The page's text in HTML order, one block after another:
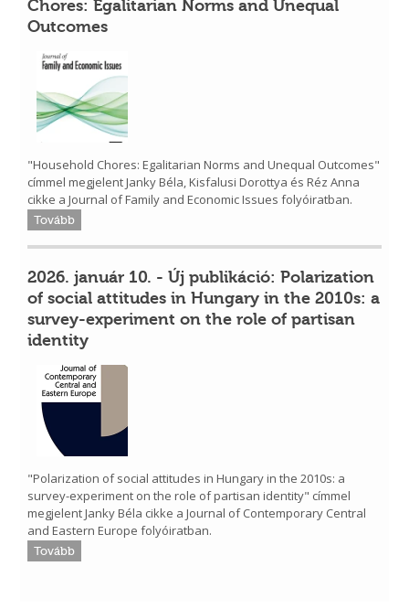
Chores: Egalitarian Norms and Unequal
Outcomes
"Household Chores: Egalitarian Norms and Unequal Outcomes"
címmel megjelent Janky Béla, Kisfalusi Dorottya és Réz Anna
cikke a Journal of Family and Economic Issues folyóiratban.
Tovább
2026. január 10. - Új publikáció: Polarization
of social attitudes in Hungary in the 2010s: a
survey-experiment on the role of partisan
identity
"Polarization of social attitudes in Hungary in the 2010s: a
survey-experiment on the role of partisan identity" címmel
megjelent Janky Béla cikke a Journal of Contemporary Central
and Eastern Europe folyóiratban.
Tovább